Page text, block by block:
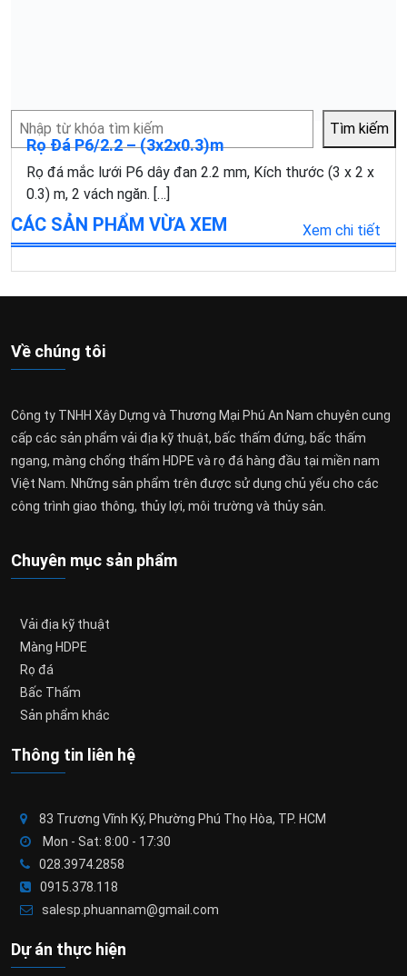
Rọ Đá P6/2.2 – (3x2x0.3)m
Rọ đá mắc lưới P6 dây đan 2.2 mm, Kích thước (3 x 2 x
0.3) m, 2 vách ngăn. […]
Xem chi tiết
Tìm
kiếm
Tìm kiếm
CÁC SẢN PHẨM VỪA XEM
Về chúng tôi
Công ty TNHH Xây Dựng và Thương Mại Phú An Nam chuyên cung
cấp các sản phẩm vải địa kỹ thuật, bấc thấm đứng, bấc thấm
ngang, màng chống thấm HDPE và rọ đá hàng đầu tại miền nam
Việt Nam. Những sản phẩm trên được sử dụng chủ yếu cho các
công trình giao thông, thủy lợi, môi trường và thủy sản.
Chuyên mục sản phẩm
Vải địa kỹ thuật
Màng HDPE
Rọ đá
Bấc Thấm
Sản phẩm khác
Thông tin liên hệ
83 Trương Vĩnh Ký, Phường Phú Thọ Hòa, TP. HCM
Mon - Sat: 8:00 - 17:30
028.3974.2858
0915.378.118
salesp.phuannam@gmail.com
Dự án thực hiện